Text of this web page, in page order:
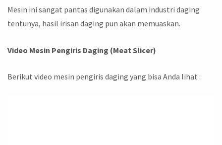
Mesin ini sangat pantas digunakan dalam industri daging
tentunya, hasil irisan daging pun akan memuaskan.
Video Mesin Pengiris Daging (Meat Slicer)
Berikut video mesin pengiris daging yang bisa Anda lihat :